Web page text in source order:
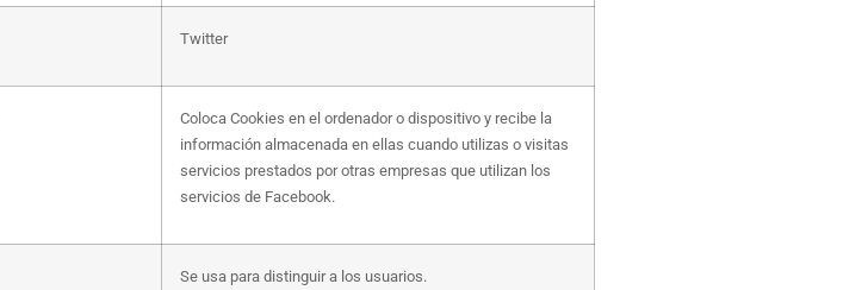
Twitter
Coloca Cookies en el ordenador o dispositivo y recibe la
información almacenada en ellas cuando utilizas o visitas
servicios prestados por otras empresas que utilizan los
servicios de Facebook.
Se usa para distinguir a los usuarios.